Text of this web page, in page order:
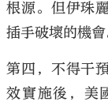
根源。但伊珠
插手破壞的機會
第四，不得干
效實施後，美